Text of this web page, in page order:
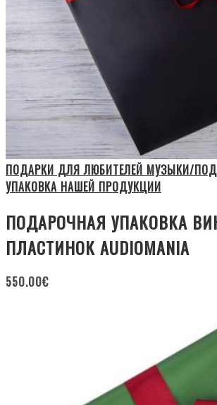
ПОДАРКИ ДЛЯ ЛЮБИТЕЛЕЙ МУЗЫКИ/
УПАКОВКА НАШЕЙ ПРОДУКЦИИ
ПОДАРОЧНАЯ УПАКОВКА
ПЛАСТИНОК AUDIOMANIA
550.00€